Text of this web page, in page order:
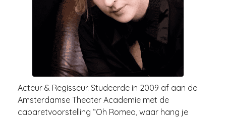
Acteur & Regisseur. Studeerde in 2009 af aan de
Amsterdamse Theater Academie met de
cabaretvoorstelling “Oh Romeo, waar hang je